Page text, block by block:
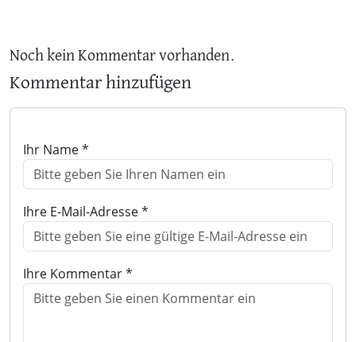
Noch kein Kommentar vorhanden.
Kommentar hinzufügen
Ihr Name *
Ihre E-Mail-Adresse *
Ihre Kommentar *